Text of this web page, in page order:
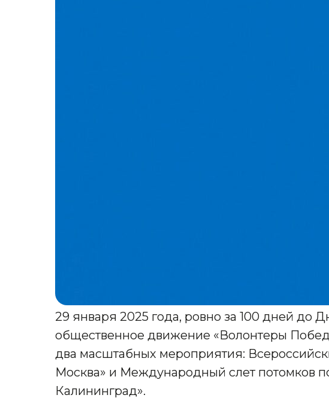
29 января 2025 года, ровно за 100 дней до
общественное движение «Волонтеры
два масштабных мероприятия:
Москва» и Международный слет потомков
Калининград».